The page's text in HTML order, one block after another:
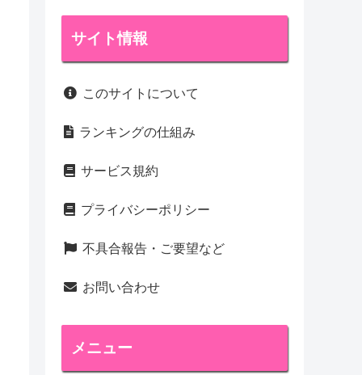
サイト情報
このサイトについて
ランキングの仕組み
サービス規約
プライバシーポリシー
不具合報告・ご要望など
お問い合わせ
メニュー